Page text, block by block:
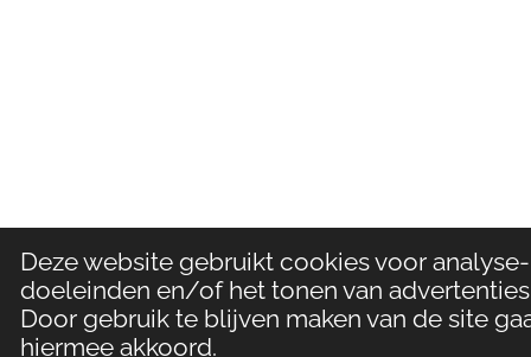
Deze website gebruikt cookies voor analyse-
doeleinden en/of het tonen van
Door gebruik te blijven maken van de site
hiermee akkoord.